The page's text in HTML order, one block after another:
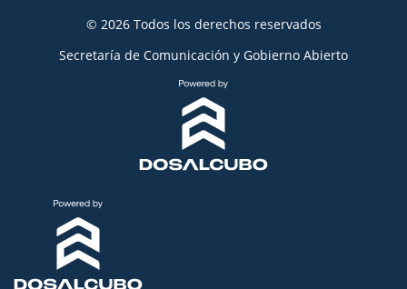
© 2026 Todos los derechos reservados
Secretaría de Comunicación y Gobierno Abierto